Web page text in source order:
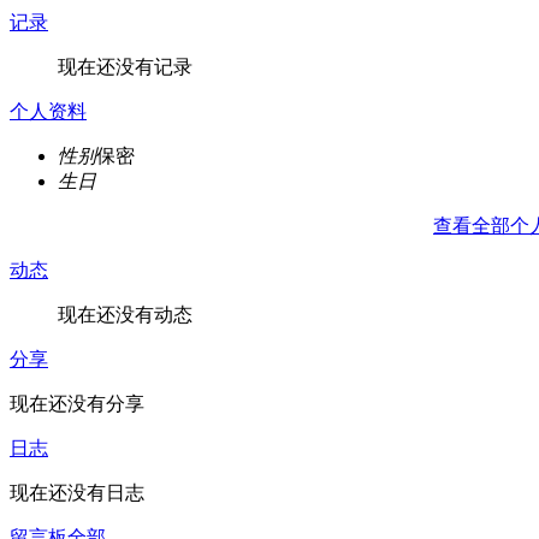
记录
现在还没有记录
个人资料
性别保密
生日
查看全部个
动态
现在还没有动态
分享
现在还没有分享
日志
现在还没有日志